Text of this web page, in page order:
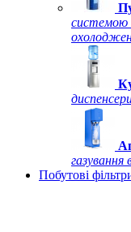
системою
газування
Побутові